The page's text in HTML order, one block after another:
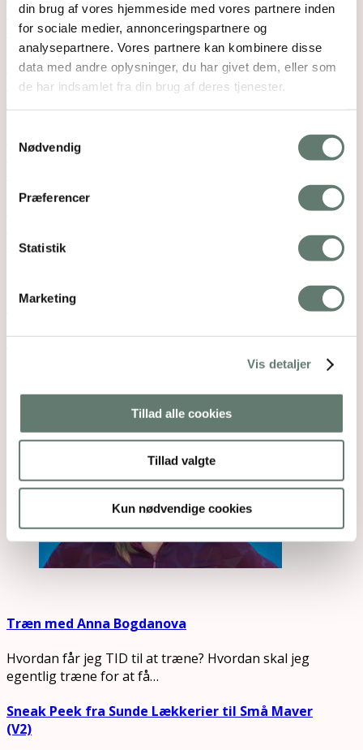
din brug af vores hjemmeside med vores partnere inden
for sociale medier, annonceringspartnere og
analysepartnere. Vores partnere kan kombinere disse
data med andre oplysninger, du har givet dem, eller som
de har indsamlet fra din brug af deres tjenester.
Nødvendig
Præferencer
Statistik
Marketing
Vis detaljer
Tillad alle cookies
Tillad valgte
Kun nødvendige cookies
Ikke rør’ ved dén rosin….
Jeg har fået en ny last; økologiske grønne rosiner.
Træn med Anna Bogdanova
Hvordan får jeg TID til at træne? Hvordan skal jeg
egentlig træne for at få…
Sneak Peek fra Sunde Lækkerier til Små Maver
(V2)